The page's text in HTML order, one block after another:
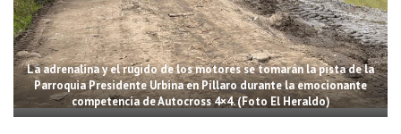
La adrenalina y el rugido de los motores se tomarán la pista de la
Parroquia Presidente Urbina en Píllaro durante la emocionante
competencia de Autocross 4×4. (Foto El Heraldo)